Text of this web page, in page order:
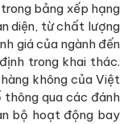
bảng xếp hạng
diện, từ chất lượng
giá của ngành đến
trong khai thác.
không của Việt
thông qua các đánh
bộ hoạt động bay